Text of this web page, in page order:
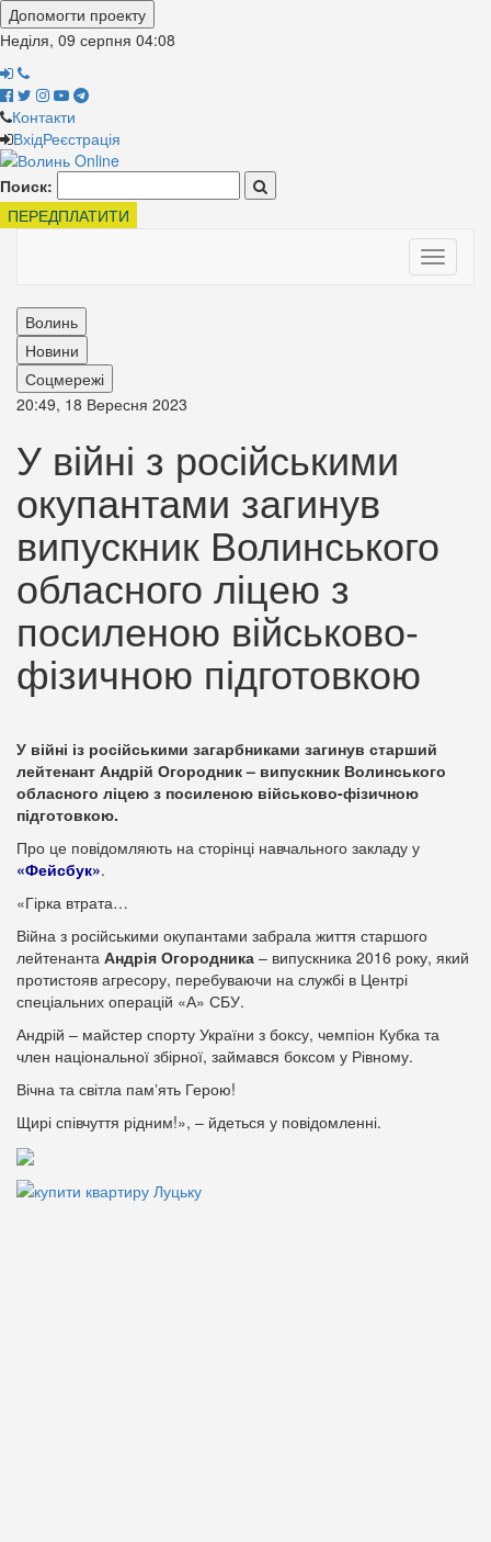
Допомогти проекту
Неділя, 09 серпня 04:08
Контакти
ВхідРеєстрація
Поиск:
ПЕРЕДПЛАТИТИ
Toggle
Волинь
Новини
Соцмережі
20:49, 18 Вересня 2023
У війні з російськими
окупантами загинув
випускник Волинського
обласного ліцею з
посиленою військово-
фізичною підготовкою
У війні із російськими загарбниками загинув старший
лейтенант Андрій Огородник – випускник Волинського
обласного ліцею з посиленою військово-фізичною
підготовкою.
Про це повідомляють на сторінці навчального закладу у
«Фейсбук».
«Гірка втрата…
Війна з російськими окупантами забрала життя старшого
лейтенанта Андрія Огородника – випускника 2016 року, який
протистояв агресору, перебуваючи на службі в Центрі
спеціальних операцій «А» СБУ.
Андрій – майстер спорту України з боксу, чемпіон Кубка та
член національної збірної, займався боксом у Рівному.
Вічна та світла памʼять Герою!
Щирі співчуття рідним!», – йдеться у повідомленні.